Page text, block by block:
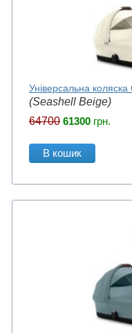
Універсальна
(Seashell Beige)
64700 61300 грн.
В кошик